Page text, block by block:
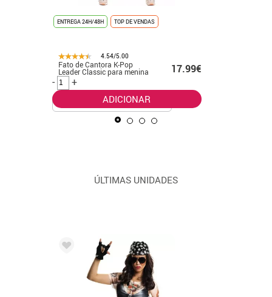
ENTREGA 24H/48H TOP DE VENDAS
4.54/5.00
Fato de Cantora K-Pop
Leader Classic para menina
17.99€
-
+
ADICIONAR
ÚLTIMAS UNIDADES